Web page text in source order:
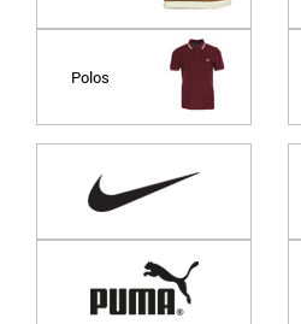
Polos